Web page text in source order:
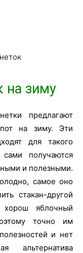
на зиму
предлагают
на зиму. Эти
для такого
получаются
и полезными.
самое оно
стакан-другой
яблочный
точно им
и нет
альтернатива